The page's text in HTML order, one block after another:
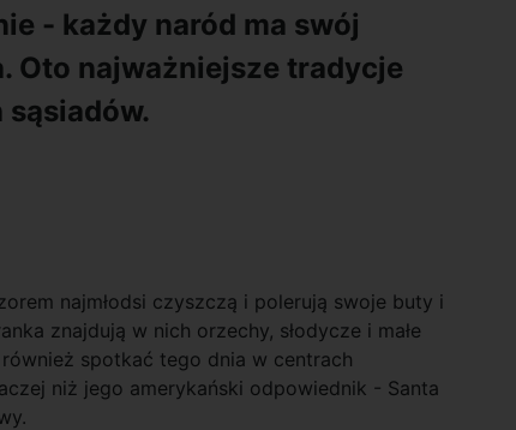
- każdy naród ma swój
Oto najważniejsze tradycje
najmłodsi czyszczą i polerują swoje buty i
znajdują w nich orzechy, słodycze i małe
spotkać tego dnia w centrach
niż jego amerykański odpowiednik - Santa